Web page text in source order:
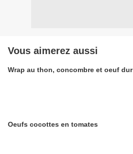
Vous aimerez aussi
Wrap au thon, concombre et oeuf dur
Oeufs cocottes en tomates